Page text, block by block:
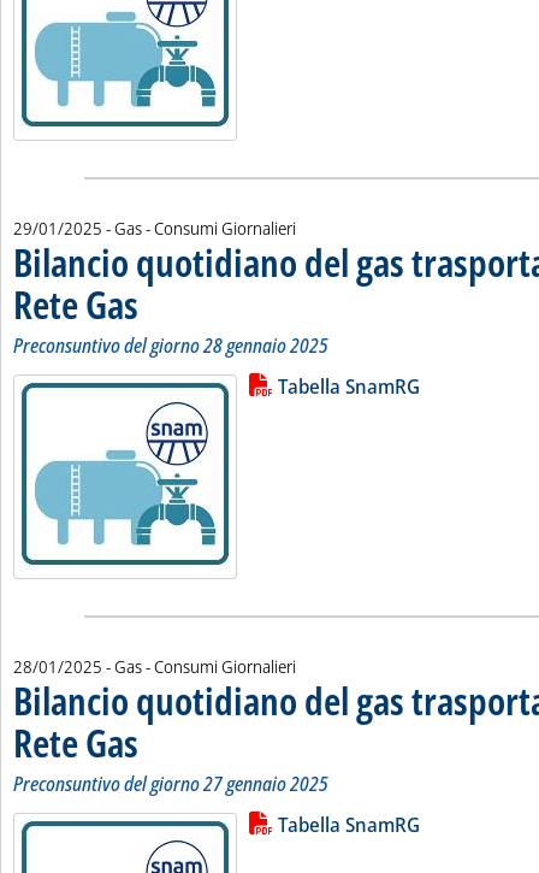
29/01/2025 - Gas - Consumi Giornalieri
Bilancio quotidiano del gas
Rete Gas . Sottotitolo: Preconsuntivo del giorno 28 gennaio 2025
. Pubblicata mercoledì 29 gennaio 2025 alle 12.43.
Preconsuntivo del giorno 28 gennaio 2025
Leggi tutta la notizia: 'Bilancio
Lista allegati PDF alla notiziaTabella SnamRG
28/01/2025 - Gas - Consumi Giornalieri
Bilancio quotidiano del gas
Rete Gas . Sottotitolo: Preconsuntivo del giorno 27 gennaio 2025
. Pubblicata martedì 28 gennaio 2025 alle 12.28.
Preconsuntivo del giorno 27 gennaio 2025
Leggi tutta la notizia: 'Bilancio
Lista allegati PDF alla notiziaTabella SnamRG